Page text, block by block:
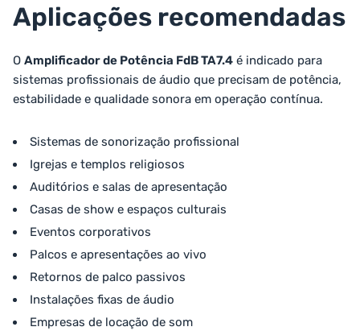
Aplicações recomendadas
O Amplificador de Potência FdB TA7.4 é indicado para
sistemas profissionais de áudio que precisam de potência,
estabilidade e qualidade sonora em operação contínua.
Sistemas de sonorização profissional
Igrejas e templos religiosos
Auditórios e salas de apresentação
Casas de show e espaços culturais
Eventos corporativos
Palcos e apresentações ao vivo
Retornos de palco passivos
Instalações fixas de áudio
Empresas de locação de som